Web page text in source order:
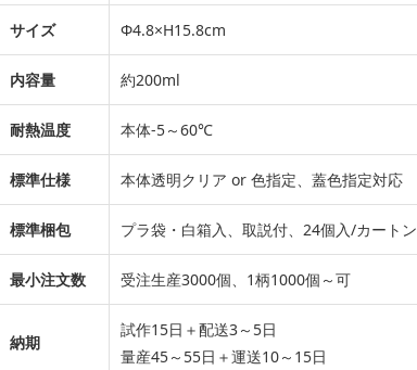
サイズ Φ4.8×H15.8cm
内容量 約200ml
耐熱温度 本体-5～60℃
標準仕様 本体透明クリア or 色指定、蓋色指定対応
標準梱包 プラ袋・白箱入、取説付、24個入/カートン
最小注文数 受注生産3000個、1柄1000個～可
納期
試作15日＋配送3～5日
量産45～55日＋運送10～15日